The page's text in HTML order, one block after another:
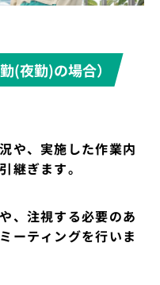
(夜勤)の場合）
や、実施した作業内
継ぎます。
、注視する必要のあ
ーティングを行いま